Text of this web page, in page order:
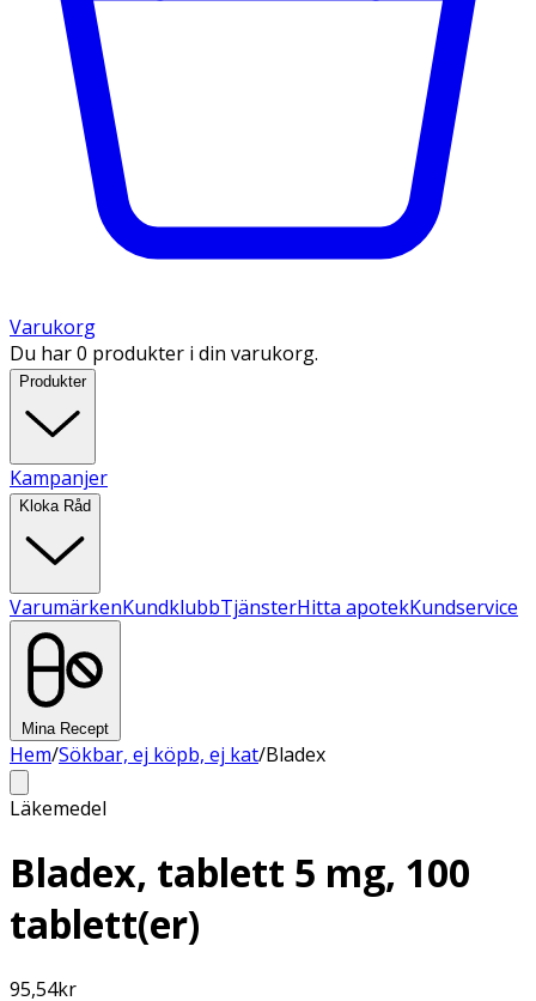
Varukorg
Du har 0 produkter i din varukorg.
Produkter
Kampanjer
Kloka Råd
VarumärkenKundklubbTjänsterHitta apotekKundservice
Mina Recept
Hem/Sökbar, ej köpb, ej kat/Bladex
Läkemedel
Bladex, tablett 5 mg, 100
tablett(er)
95,54kr